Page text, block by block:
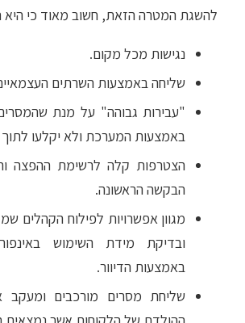
להשגת המטרה הזאת, חשוב מאוד כי
נגישות מכל מקום.
שליחה באמצעות השרתים
"עבירות גבוהה" על מנת
באמצעות המערכת ולא יקלעו
הצטרפות קלה לרשימת ההפצה
הבקשה הראשונה.
מגוון אפשרויות לפילוח הקהלים
ובדיקת מידת השימוש
באמצעות הדיוור.
שליחת מסרים מורכבים ומעקב